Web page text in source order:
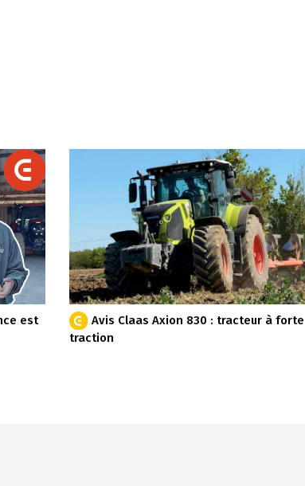
est
Avis Claas Axion 830 : tracteur à forte
traction